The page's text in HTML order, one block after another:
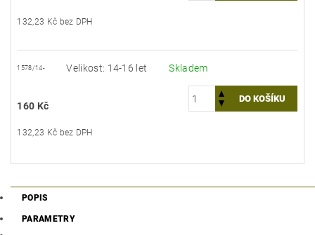
132,23 Kč bez DPH
1578/14- Velikost: 14-16 let Skladem
160 Kč
132,23 Kč bez DPH
POPIS
PARAMETRY